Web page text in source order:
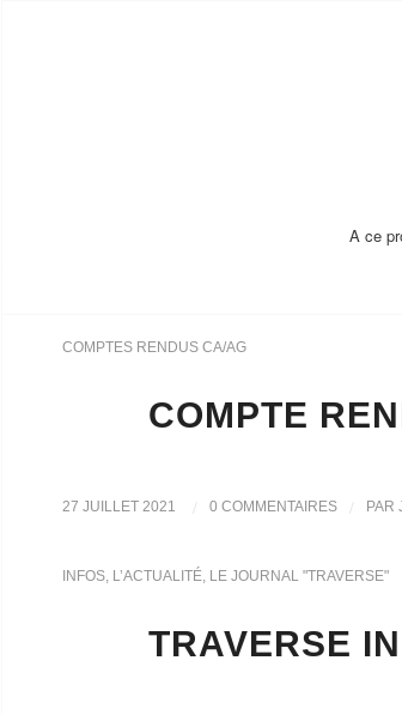
A ce
COMPTES RENDUS CA/AG
COMPTE
27 JUILLET 2021 / 0 COMMENTAIRES / PAR
INFOS, L’ACTUALITÉ, LE JOURNAL "TRAVERSE"
TRAVERSE